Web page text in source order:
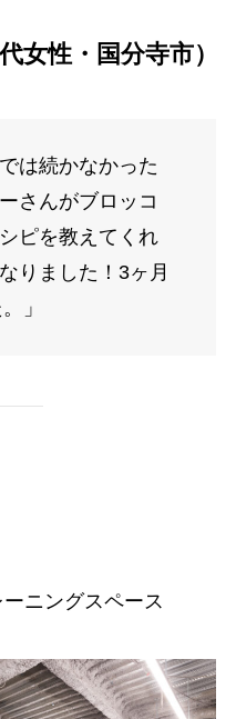
女性・国分寺市）
は続かなかった
さんがブロッコ
ピを教えてくれ
りました！3ヶ月
」
ニングスペース